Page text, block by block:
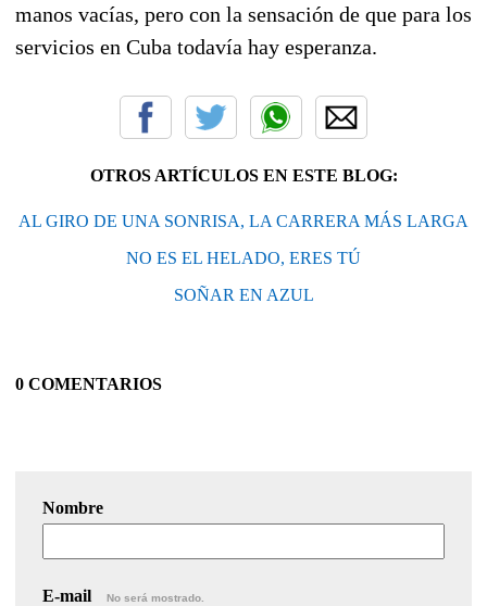
manos vacías, pero con la sensación de que para los
servicios en Cuba todavía hay esperanza.
OTROS ARTÍCULOS EN ESTE BLOG:
AL GIRO DE UNA SONRISA, LA CARRERA MÁS LARGA
NO ES EL HELADO, ERES TÚ
SOÑAR EN AZUL
0 COMENTARIOS
Nombre
E-mail No será mostrado.